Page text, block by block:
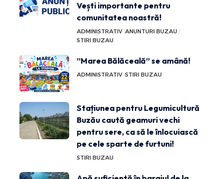
Vești importante pentru
comunitatea noastră!
ADMINISTRATIV ANUNTURI BUZAU
STIRI BUZAU
”Marea Bălăceală” se amână!
ADMINISTRATIV STIRI BUZAU
Stațiunea pentru Legumicultură
Buzău caută geamuri vechi
pentru sere, ca să le înlocuiască
pe cele sparte de furtuni!
STIRI BUZAU